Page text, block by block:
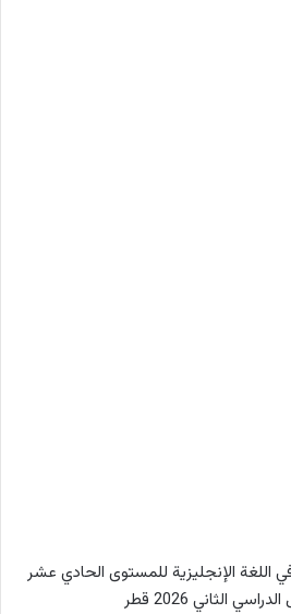
اللغة الإنجليزية للمستوى الحادي عشر
الثاني 2026 قطر